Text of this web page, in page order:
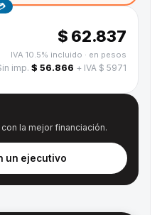
$ 62.837
IVA 10.5% incluido · en pesos
imp. $ 56.866 + IVA $ 5971
la mejor financiación.
un ejecutivo